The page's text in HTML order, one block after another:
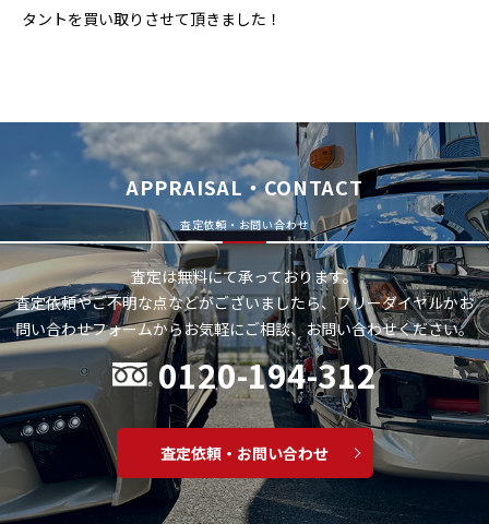
タントを買い取りさせて頂きました！
APPRAISAL・CONTACT
査定依頼・お問い合わせ
査定は無料にて承っております。
査定依頼やご不明な点などがございましたら、フリーダイヤルかお
問い合わせフォームからお気軽にご相談、お問い合わせください。
0120-194-312
査定依頼・お問い合わせ